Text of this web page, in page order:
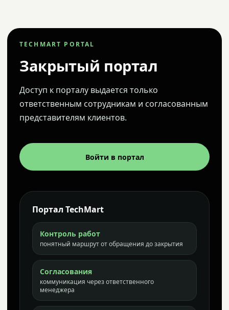
TECHMART PORTAL
Закрытый портал
Доступ к порталу выдается только
ответственным сотрудникам и согласованным
представителям клиентов.
Войти в портал
Портал TechMart
Контроль работ
понятный маршрут от обращения до закрытия
Согласования
коммуникация через ответственного
менеджера